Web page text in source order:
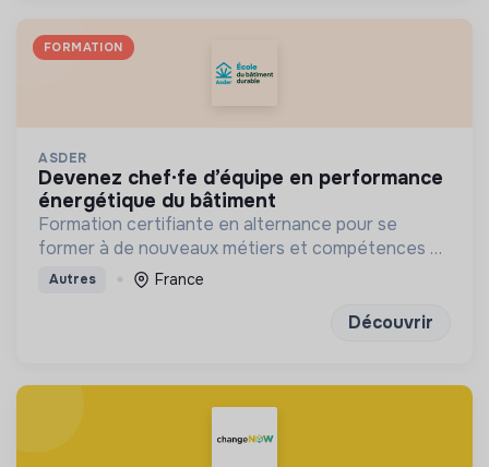
FORMATION
ASDER
devenez chef·fe d’équipe en performance
énergétique du bâtiment
Formation certifiante en alternance pour se
former à de nouveaux métiers et compétences en
énergie et bâtiment durables
Autres France
Découvrir